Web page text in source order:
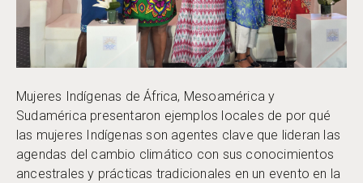
Mujeres Indígenas de África, Mesoamérica y
Sudamérica presentaron ejemplos locales de por qué
las mujeres Indígenas son agentes clave que lideran las
agendas del cambio climático con sus conocimientos
ancestrales y prácticas tradicionales en un evento en la